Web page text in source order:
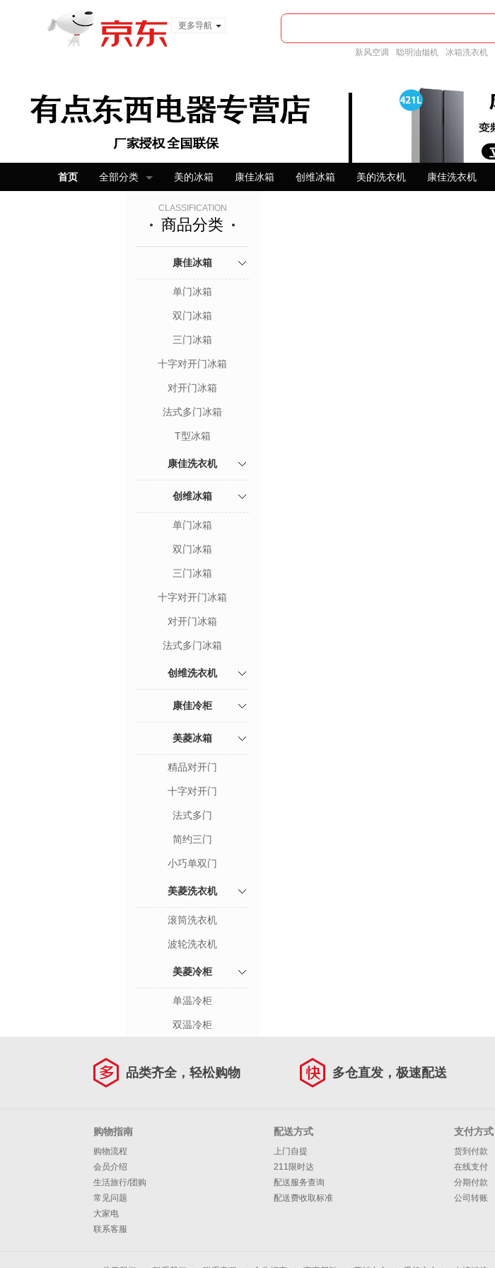
更多导航
新风空调 聪明油烟机 冰箱洗衣机
首页 全部分类 美的冰箱 康佳冰箱 创维冰箱 美的洗衣机 康佳洗衣机
CLASSIFICATION
商品分类
康佳冰箱
单门冰箱
双门冰箱
三门冰箱
十字对开门冰箱
对开门冰箱
法式多门冰箱
T型冰箱
康佳洗衣机
创维冰箱
单门冰箱
双门冰箱
三门冰箱
十字对开门冰箱
对开门冰箱
法式多门冰箱
创维洗衣机
康佳冷柜
美菱冰箱
精品对开门
十字对开门
法式多门
简约三门
小巧单双门
美菱洗衣机
滚筒洗衣机
波轮洗衣机
美菱冷柜
单温冷柜
双温冷柜
品类齐全，轻松购物 多仓直发，极速配送
购物指南
购物流程
会员介绍
生活旅行/团购
常见问题
大家电
联系客服
配送方式
上门自提
211限时达
配送服务查询
配送费收取标准
支付方式
货到付款
在线支付
分期付款
公司转账